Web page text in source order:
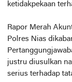
ketidakpekaan
Rapor Merah
Polres Nias
justru diusulkan
serius terhadap